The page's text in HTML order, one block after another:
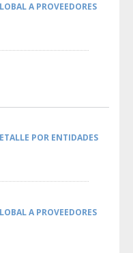
A PROVEEDORES
POR ENTIDADES
A PROVEEDORES